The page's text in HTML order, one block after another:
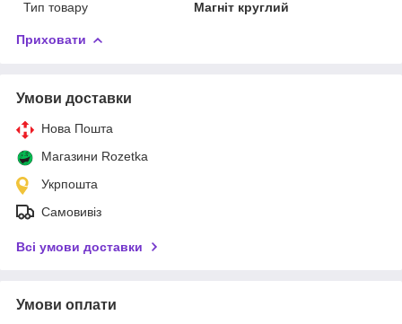
Тип товару
Магніт круглий
Приховати
Умови доставки
Нова Пошта
Магазини Rozetka
Укрпошта
Самовивіз
Всі умови доставки
Умови оплати